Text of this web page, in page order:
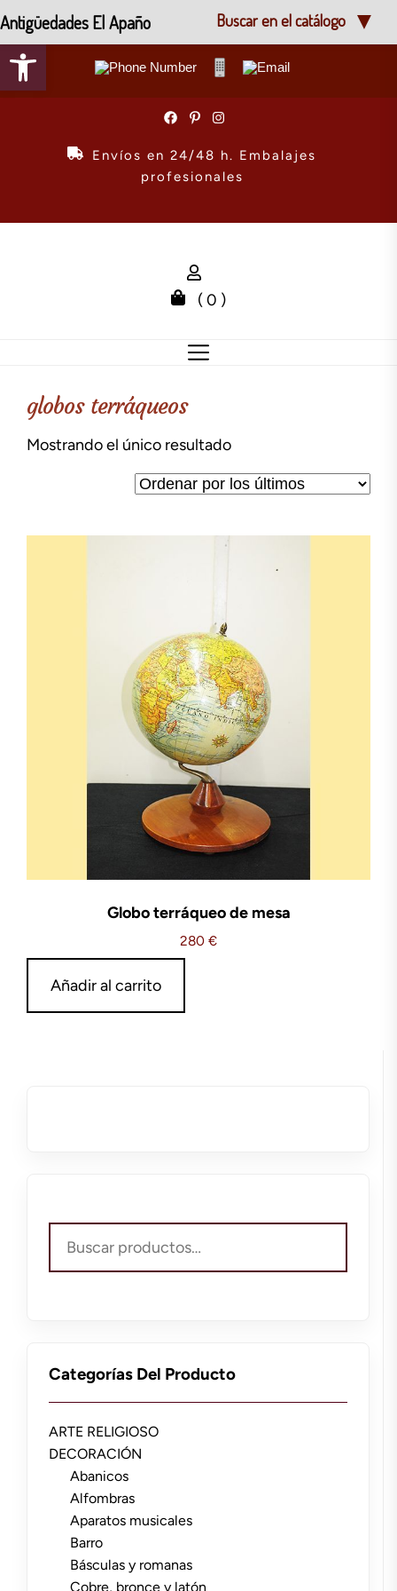
Abrir barra de herramientas
Envíos en 24/48 h. Embalajes
profesionales
( 0 )
globos terráqueos
Mostrando el único resultado
Globo terráqueo de mesa
280 €
Añadir al carrito
por:
Categorías Del Producto
ARTE RELIGIOSO
DECORACIÓN
Abanicos
Alfombras
Aparatos musicales
Barro
Básculas y romanas
Cobre, bronce y latón
Antigüedades El Apaño Buscar en el catálogo